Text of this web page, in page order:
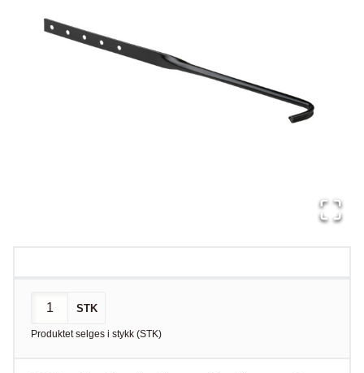
STK
Produktet selges i stykk (STK)